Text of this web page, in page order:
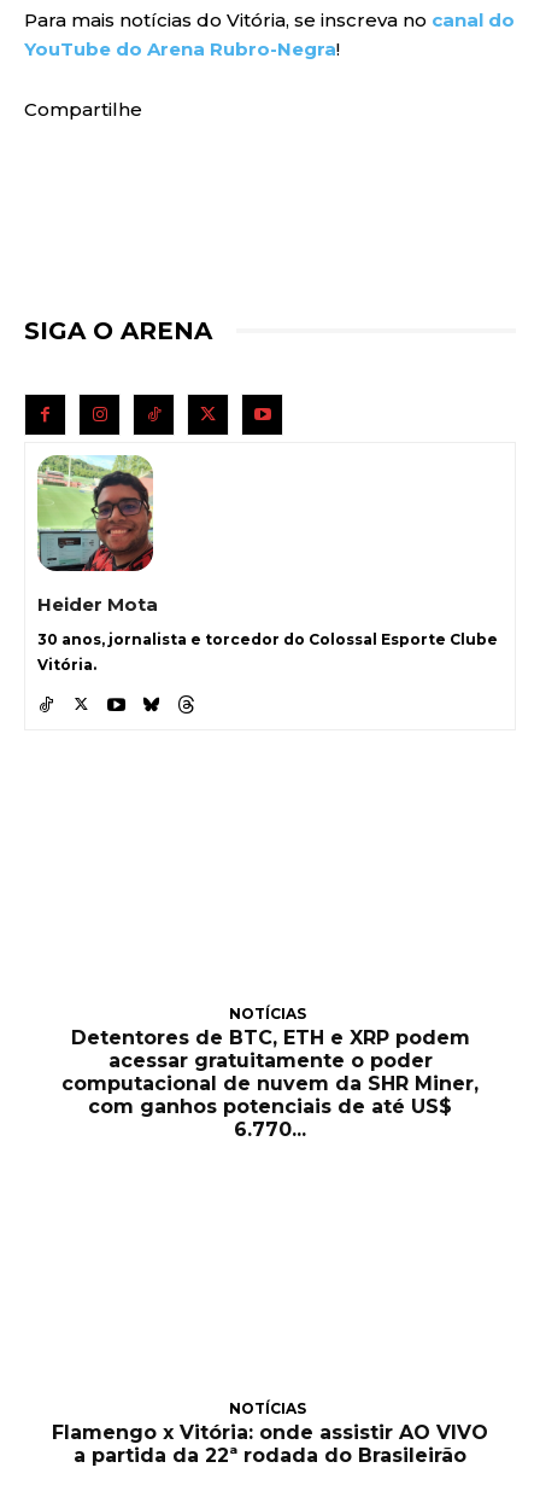
Para mais notícias do Vitória, se inscreva no canal do
YouTube do Arena Rubro-Negra!
Compartilhe
SIGA O ARENA
Heider Mota
30 anos, jornalista e torcedor do Colossal Esporte Clube
Vitória.
NOTÍCIAS
Detentores de BTC, ETH e XRP podem
acessar gratuitamente o poder
computacional de nuvem da SHR Miner,
com ganhos potenciais de até US$
6.770...
NOTÍCIAS
Flamengo x Vitória: onde assistir AO VIVO
a partida da 22ª rodada do Brasileirão